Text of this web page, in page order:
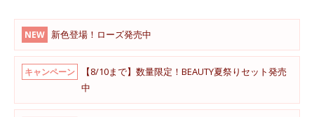
NEW 新色登場！ローズ発売中
キャンペーン
【8/10まで】数量限定！BEAUTY夏祭りセット発売
中